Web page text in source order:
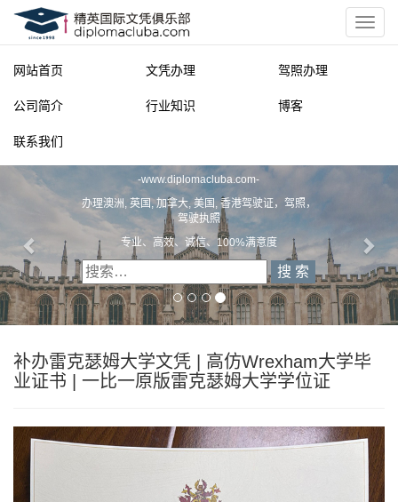
网站首页 文凭办理 驾照办理
公司简介 行业知识 博客
联系我们
-www.diplomacluba.com-
办理澳洲, 英国, 加拿大, 美国, 香港驾驶证，驾照，
驾驶执照
专业、高效、诚信、100%满意度
补办雷克瑟姆大学文凭 | 高仿Wrexham大学毕
业证书 | 一比一原版雷克瑟姆大学学位证